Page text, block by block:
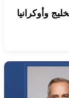
وأوكرانيا